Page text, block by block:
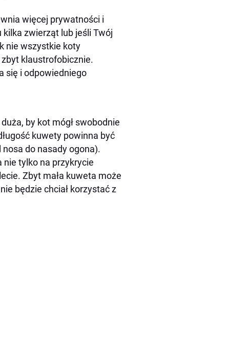
więcej prywatności i
zwierząt lub jeśli Twój
nie wszystkie koty
klaustrofobicznie.
się i odpowiedniego
by kot mógł swobodnie
kuwety powinna być
do nasady ogona).
nie tylko na przykrycie
Zbyt mała kuweta może
będzie chciał korzystać z